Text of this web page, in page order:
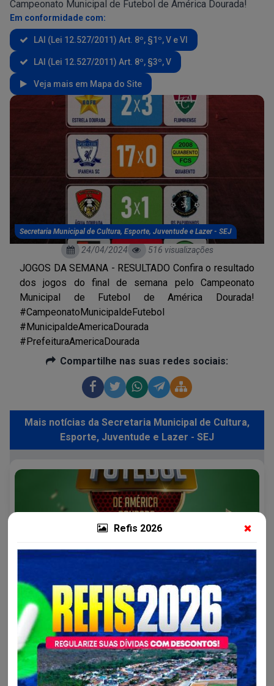
Refis 2026
Campeonato Municipal de Futebol de América Dourada!
Em conformidade com:
LAI (Lei 12.527/2011) Art. 8º, §1º, V e VI
LAI (Lei 12.527/2011) Art. 8º, §3º, V
Veja mais em Mapa do Site
Secretaria Municipal de Cultura, Esporte, Juventude e Lazer - SEJ
24/04/2024 516 visualizações
JOGOS DA SEMANA - RESULTADO Confira o resultado
dos jogos do final de semana pelo Campeonato
Municipal de Futebol de América Dourada!
#CampeonatoMunicipaldeFutebol
#MunicipaldeAmericaDourada
#PrefeituraAmericaDourada
Compartilhe nas suas redes sociais:
Mais notícias da Secretaria Municipal de Cultura,
Esporte, Juventude e Lazer - SEJ
Cultura, Esporte, Juventude...
Estreia emocionante!
4 gols no primeiro jogo do Campeonato Municipal de América
Dourada que proporcionaram um verdadeiro espetáculo!
Continue lendo